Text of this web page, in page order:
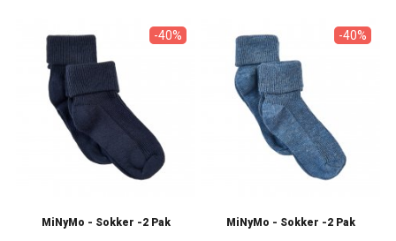
-40%
MiNyMo - Sokker -2 Pak
-40%
MiNyMo - Sokker -2 Pak